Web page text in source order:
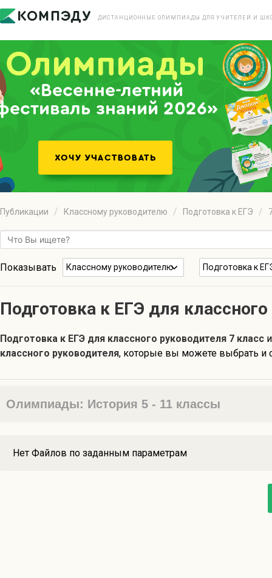
ДИСТАНЦИОННЫЕ ОЛИМПИАДЫ ДЛЯ УЧИТЕЛЕЙ И
«Весенне-летний
знаний 2026»
Публикации Классному руководителю Подготовка к ЕГЭ
Показывать Классному руководителю Подготовка к
Подготовка к ЕГЭ для
Подготовка к ЕГЭ для классного руководителя 7 класс
классного руководителя, которые вы можете выбрать и
Олимпиады: История 5 - 11 классы
Нет Файлов по заданным параметрам